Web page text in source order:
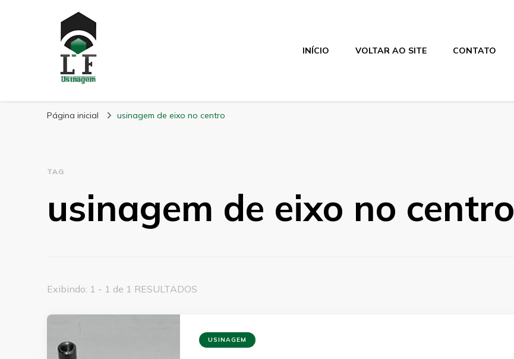
LF Usinagem
INÍCIO VOLTAR AO SITE CONTATO
Página inicial usinagem de eixo no centro
TAG
usinagem de eixo no centro
Exibindo: 1 - 1 de 1 RESULTADOS
USINAGEM